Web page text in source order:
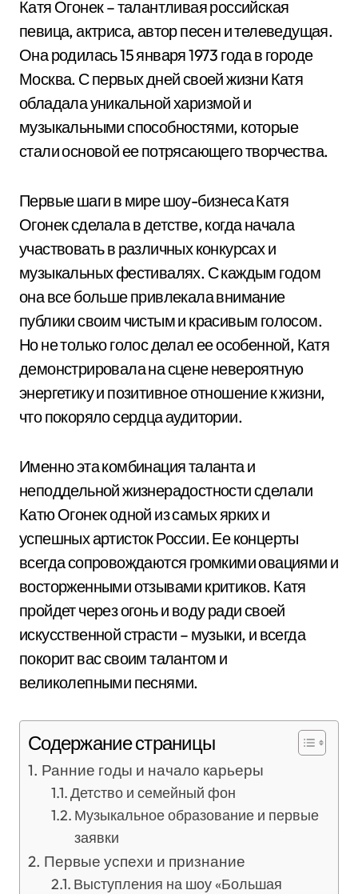
Катя Огонек – талантливая российская
певица, актриса, автор песен и телеведущая.
Она родилась 15 января 1973 года в городе
Москва. С первых дней своей жизни Катя
обладала уникальной харизмой и
музыкальными способностями, которые
стали основой ее потрясающего творчества.
Первые шаги в мире шоу-бизнеса Катя
Огонек сделала в детстве, когда начала
участвовать в различных конкурсах и
музыкальных фестивалях. С каждым годом
она все больше привлекала внимание
публики своим чистым и красивым голосом.
Но не только голос делал ее особенной, Катя
демонстрировала на сцене невероятную
энергетику и позитивное отношение к жизни,
что покоряло сердца аудитории.
Именно эта комбинация таланта и
неподдельной жизнерадостности сделали
Катю Огонек одной из самых ярких и
успешных артисток России. Ее концерты
всегда сопровождаются громкими овациями и
восторженными отзывами критиков. Катя
пройдет через огонь и воду ради своей
искусственной страсти – музыки, и всегда
покорит вас своим талантом и
великолепными песнями.
Содержание страницы
Ранние годы и начало карьеры
Детство и семейный фон
Музыкальное образование и первые
заявки
Первые успехи и признание
Выступления на шоу «Большая